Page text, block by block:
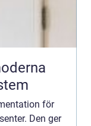
för
Den ger